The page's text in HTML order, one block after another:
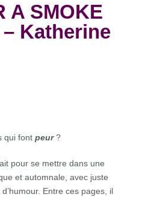
A SMOKE
Katherine
qui font peur?
pour se mettre dans une
et automnale, avec juste
d’humour. Entre ces pages, il